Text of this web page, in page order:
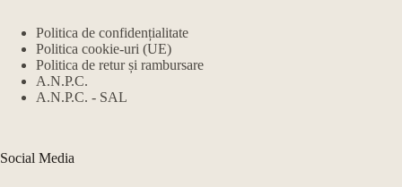
Politica de confidențialitate
Politica cookie-uri (UE)
Politica de retur și rambursare
A.N.P.C.
A.N.P.C. - SAL
Social Media